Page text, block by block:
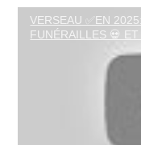
VERSEAU ✅EN
FUNÉRAILLES 💀
Les questions
amoureuse en
Comment puis-je
compatible avec
souvent dans
de votre façon de